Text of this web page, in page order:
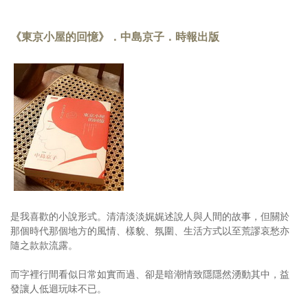
《東京小屋的回憶》．中島京子．時報出版
是我喜歡的小說形式。清清淡淡娓娓述說人與人間的故事，但關於
那個時代那個地方的風情、樣貌、氛圍、生活方式以至荒謬哀愁亦
隨之款款流露。
而字裡行間看似日常如實而過、卻是暗潮情致隱隱然湧動其中，益
發讓人低迴玩味不已。